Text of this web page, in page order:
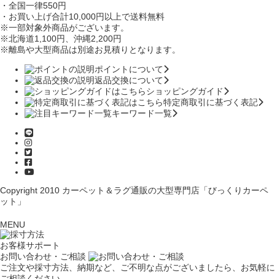
・全国一律550円
・お買い上げ合計10,000円 以上で送料無料
※一部対象外商品がございます。
※北海道1,100円、沖縄2,200円
※離島や大型商品は別途お見積りとなります。
ポイントについて
返品交換について
ショッピングガイド
特定商取引に基づく表記
キーワード一覧
Copyright 2010 カーペット＆ラグ通販の大型専門店「びっくりカーペ
ット」
MENU
お客様サポート
お問い合わせ・ご相談
ご注文や採寸方法、納期など、ご不明な点がございましたら、お気軽に